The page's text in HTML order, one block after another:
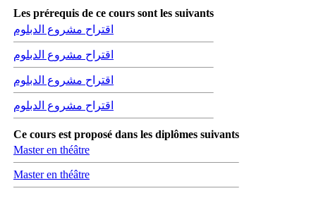
Les prérequis de ce cours sont les suivants
اقتراح مشروع الدبلوم
اقتراح مشروع الدبلوم
اقتراح مشروع الدبلوم
اقتراح مشروع الدبلوم
Ce cours est proposé dans les diplômes suivants
Master en théâtre
Master en théâtre